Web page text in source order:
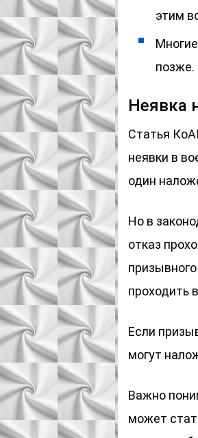
этим
позже.
Неявка
Статья
неявки в
один
Но в
отказ
проходить
Если
могут
Важно
может